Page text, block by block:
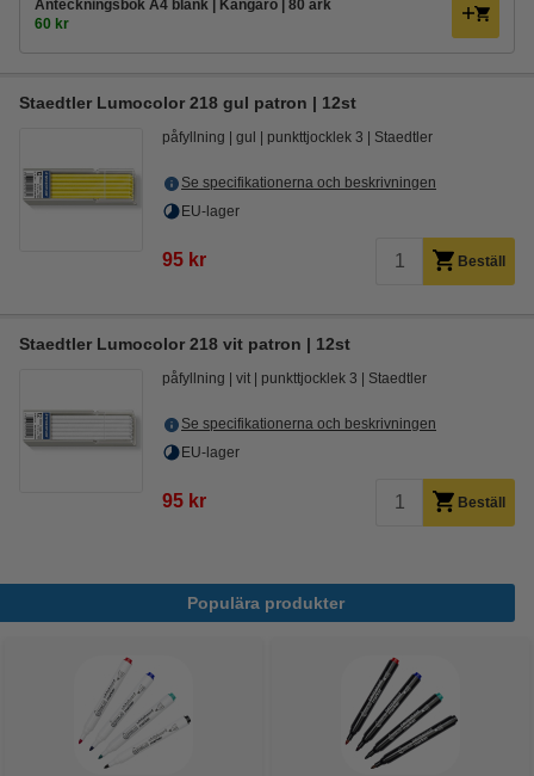
Anteckningsbok A4 blank | Kangaro | 80 ark
60 kr
Staedtler Lumocolor 218 gul patron | 12st
påfyllning gul punkttjocklek 3 Staedtler
Se specifikationerna och beskrivningen
EU-lager
95 kr Beställ
Staedtler Lumocolor 218 vit patron | 12st
påfyllning vit punkttjocklek 3 Staedtler
Se specifikationerna och beskrivningen
EU-lager
95 kr Beställ
Populära produkter